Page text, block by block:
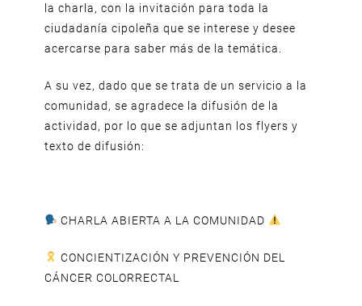
la charla, con la invitación para toda la
ciudadanía cipoleña que se interese y desee
acercarse para saber más de la temática.
A su vez, dado que se trata de un servicio a la
comunidad, se agradece la difusión de la
actividad, por lo que se adjuntan los flyers y
texto de difusión:
CHARLA ABIERTA A LA COMUNIDAD
CONCIENTIZACIÓN Y PREVENCIÓN DEL
CÁNCER COLORRECTAL